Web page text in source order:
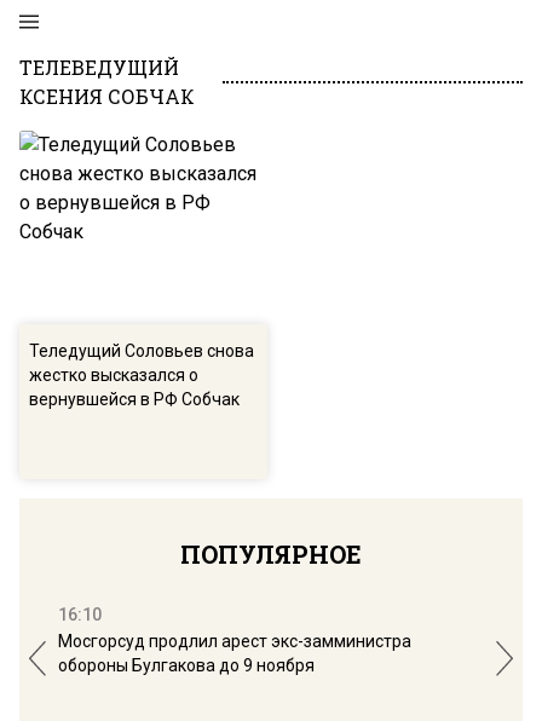
ТЕЛЕВЕДУЩИЙ
КСЕНИЯ СОБЧАК
Теледущий Соловьев снова
жестко высказался о
вернувшейся в РФ Собчак
ПОПУЛЯРНОЕ
16:10
Мосгорсуд продлил арест экс-замминистра
обороны Булгакова до 9 ноября